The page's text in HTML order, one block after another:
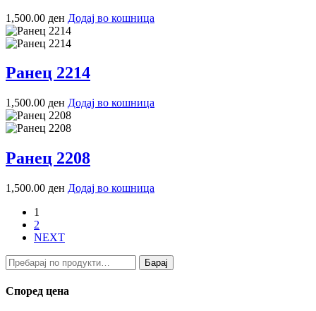
1,500.00 ден Додај во кошница
Ранец 2214
1,500.00 ден Додај во кошница
Ранец 2208
1,500.00 ден Додај во кошница
1
2
NEXT
Барај
за:
Барај
Според цена